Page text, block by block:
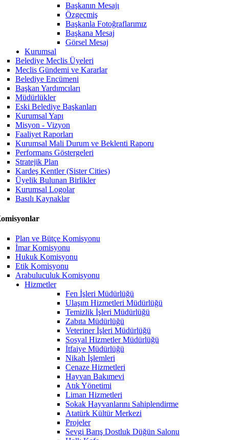
Başkanın Mesajı
Özgeçmiş
Başkanla Fotoğraflarımız
Başkana Mesaj
Görsel Mesaj
Kurumsal
Belediye Meclis Üyeleri
Meclis Gündemi ve Kararlar
Belediye Encümeni
Başkan Yardımcıları
Müdürlükler
Eski Belediye Başkanları
Kurumsal Yapı
Misyon - Vizyon
Faaliyet Raporları
Kurumsal Mali Durum ve Beklenti Raporu
Performans Göstergeleri
Stratejik Plan
Kardeş Kentler (Sister Cities)
Üyelik Bulunan Birlikler
Kurumsal Logolar
Basılı Kaynaklar
Plan ve Bütçe Komisyonu
İmar Komisyonu
Hukuk Komisyonu
Etik Komisyonu
Arabuluculuk Komisyonu
Hizmetler
Fen İşleri Müdürlüğü
Ulaşım Hizmetleri Müdürlüğü
Temizlik İşleri Müdürlüğü
Zabıta Müdürlüğü
Veteriner İşleri Müdürlüğü
Sosyal Hizmetler Müdürlüğü
İtfaiye Müdürlüğü
Nikah İşlemleri
Cenaze Hizmetleri
Hayvan Bakımevi
Atık Yönetimi
Liman Hizmetleri
Sokak Hayvanlarını Sahiplendirme
Atatürk Kültür Merkezi
Projeler
Sevgi Barış Dostluk Düğün Salonu